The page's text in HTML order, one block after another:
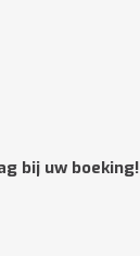
bij uw boeking!